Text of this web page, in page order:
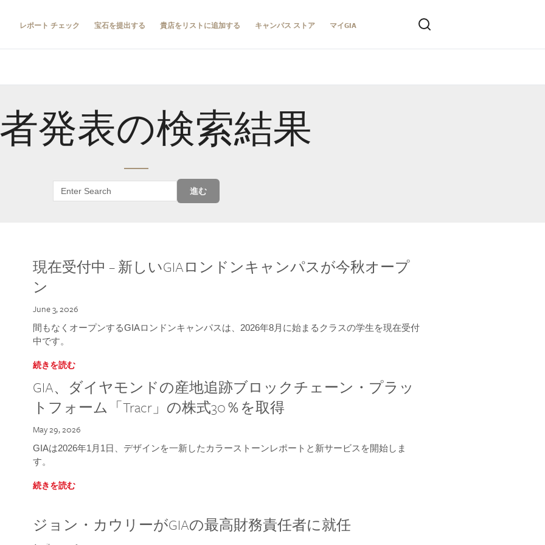
レポート チェック 宝石を提出する 貴店をリストに追加する キャンパス ストア マイGIA
発表の検索結果
進む
現在受付中 – 新しいGIAロンドンキャンパスが今秋オープ
ン
June 3, 2026
間もなくオープンするGIAロンドンキャンパスは、2026年8月に始まるクラスの学生を現在受付
中です。
続きを読む
GIA、ダイヤモンドの産地追跡ブロックチェーン・プラッ
トフォーム「Tracr」の株式30％を取得
May 29, 2026
GIAは2026年1月1日、デザインを一新したカラーストーンレポートと新サービスを開始しま
す。
続きを読む
ジョン・カウリーがGIAの最高財務責任者に就任